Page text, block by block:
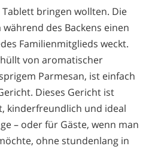
bringen wollten. Die
des Backens einen
Familienmitglieds weckt.
von aromatischer
Parmesan, ist einfach
Dieses Gericht ist
kinderfreundlich und ideal
– oder für Gäste, wenn man
ohne stundenlang in